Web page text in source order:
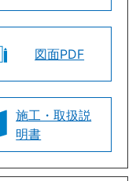
図面PDF
施工・取扱説
明書